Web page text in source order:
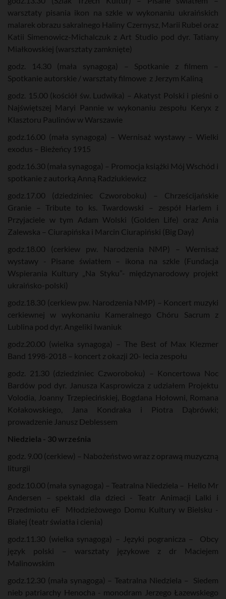
warsztaty pisania ikon na szkle w wykonaniu ukraińskich
malarek obrazu sakralnego Haliny Czernysz, Marii Rubel oraz
Katii Simenowicz-Michalczuk z Art Studio pod dyr. Tatiany
Miałkowskiej (warsztaty zamknięte)
godz. 14.30 (mała synagoga) – Spotkanie z filmem –
Spotkanie autorskie / warsztaty filmowe z Jerzym Kaliną
godz. 15.00 (kościół św. Ludwika) – Akatyst Polski i pieśni o
Najświętszej Maryi Pannie w wykonaniu zespołu Keryx z
Klasztoru Paulinów w Warszawie
godz.16.00 (mała synagoga) – Wernisaż wystawy – Wielki
exodus – Bieżeńcy 1915
godz.16.30 (mała synagoga) – Promocja książki Mój Wschód i
spotkanie z autorką Anną Radziukiewicz
godz.17.00 (dziedziniec Czworoboku) – Chrześcijańskie
Granie – Tribute to ks. Twardowski – zespół Harlem i
Przyjaciele w tym Adam Wolski (Golden Life) oraz Ania
Zalewska – Ciurapińska i Marcin Ciurapiński (Big Day)
godz.18.00 (cerkiew pw. Narodzenia NMP) – Wernisaż
wystawy - Pisane światłem – ikona na szkle (Fundacja
Wspierania Kultury „Na Styku”- międzynarodowy projekt
ukraińsko-polski)
godz.18.30 (cerkiew pw. Narodzenia NMP) – Koncert muzyki
cerkiewnej w wykonaniu Kameralnego Chóru Sacrum z
Lublina pod dyr. Angeliki Iwaniuk
godz.20.00 (wielka synagoga) – The Best of Max Klezmer
Band 1998-2018 – koncert z okazji 20- lecia zespołu
godz. 21.30 (dziedziniec Czworoboku) – Koncertowa Noc
Bardów pod dyr. Janusza Kasprowicza z udziałem Projektu
Volodia, Joanny Trzepiecińskiej, Bogdana Hołowni, Romana
Kołakowskiego, Jana Kondraka i Piotra Dąbrówki;
prowadzenie Janusz Deblessem
Niedziela - 30 września
godz. 9.00 (cerkiew) – Nabożeństwo wraz z oprawą muzyczną
liturgii
godz.10.00 (mała synagoga) – Teatralna Niedziela – Hello Mr
Andersen – spektakl dla dzieci - Teatr Animacji Lalki i
Przedmiotu eF Młodzieżowego Domu Kultury w Bielsku -
Białej (teatr światła i cienia)
godz.11.30 (wielka synagoga) – Języki pogranicza – Obcy
język polski – warsztaty językowe z dr Maciejem
Malinowskim
godz.12.30 (mała synagoga) – Teatralna Niedziela – Siedem
nieb patriarchy Henocha - monodram Jerzego Łazewskiego